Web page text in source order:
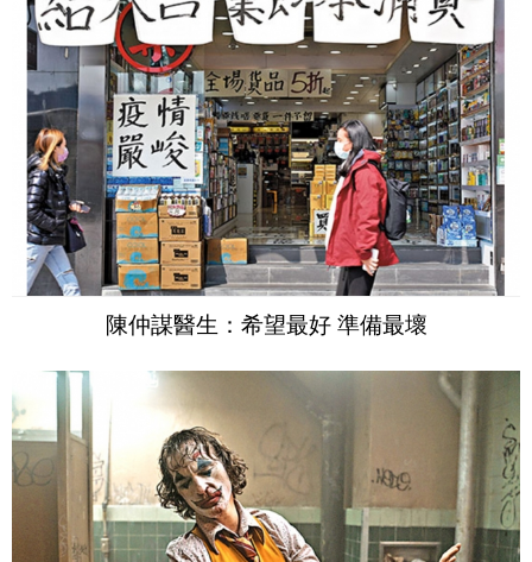
陳仲謀醫生：希望最好 準備最壞